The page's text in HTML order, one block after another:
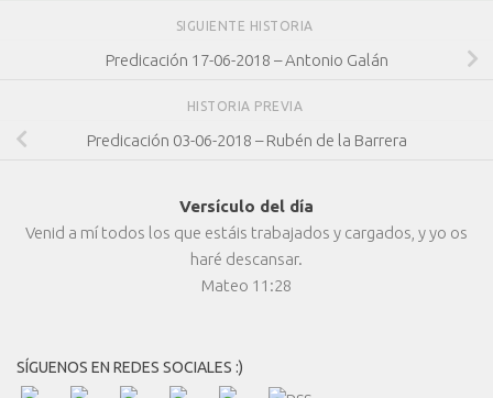
SIGUIENTE HISTORIA
Predicación 17-06-2018 – Antonio Galán
HISTORIA PREVIA
Predicación 03-06-2018 – Rubén de la Barrera
Versículo del día
Venid a mí todos los que estáis trabajados y cargados, y yo os
haré descansar.
Mateo 11:28
SÍGUENOS EN REDES SOCIALES :)